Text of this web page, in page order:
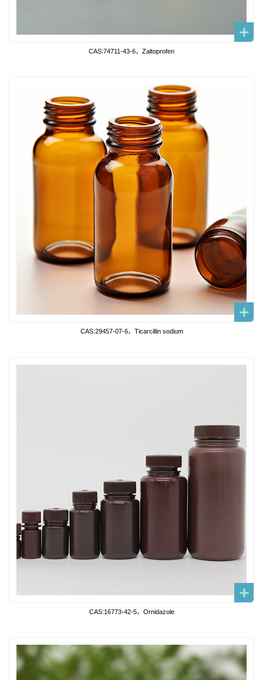
CAS:74711-43-6，Zaltoprofen
CAS:29457-07-6，Ticarcillin sodium
CAS:16773-42-5，Ornidazole